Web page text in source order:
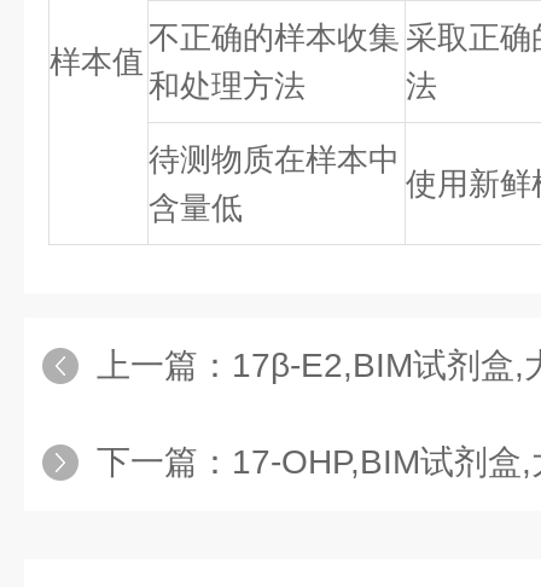
样本值
不正确的样本收集
和处理方法
采取正
法
待测物质在样本中
含量低
使用新鲜
上一篇： 17β-E2,BIM试剂盒,大鼠17β-
下一篇： 17-OHP,BIM试剂盒,大鼠